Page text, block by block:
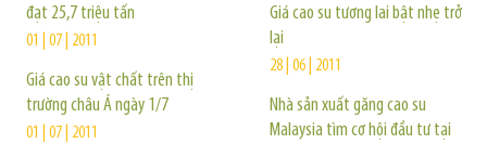
đạt 25,7 triệu tấn
01 | 07 | 2011
Giá cao su vật chất trên thị
trường châu Á ngày 1/7
01 | 07 | 2011
Giá cao su tương lai bật nhẹ trở
lại
28 | 06 | 2011
Nhà sản xuất găng cao su
Malaysia tìm cơ hội đầu tư tại